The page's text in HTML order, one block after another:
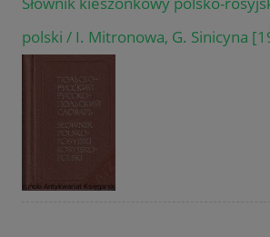
polski / I. Mitronowa, G. Sinicyna